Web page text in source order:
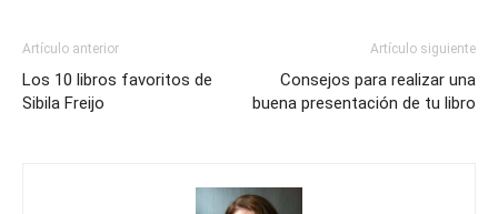
Artículo anterior
Los 10 libros favoritos de
Sibila Freijo
Artículo siguiente
Consejos para realizar una
buena presentación de tu libro